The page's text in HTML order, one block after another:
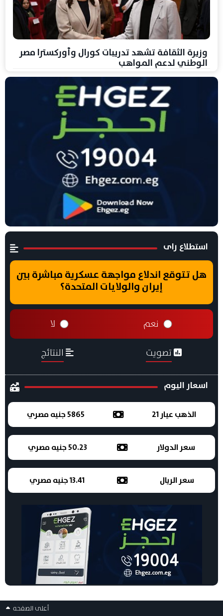
وزيرة الثقافة تشهد تدريبات كورال وأوركسترا مصر
الوطني لدعم المواهب
استطلاع راى
هل تتوقع اندلاع مواجهة عسكرية مباشرة بين
إيران والولايات المتحدة؟
نعم لا
تصويت النتائج
اسعار اليوم
الذهب عيار 21 5865 جنيه مصري
سعر الدولار 50.23 جنيه مصري
سعر الريال 13.41 جنيه مصري
أعلى الصفحه